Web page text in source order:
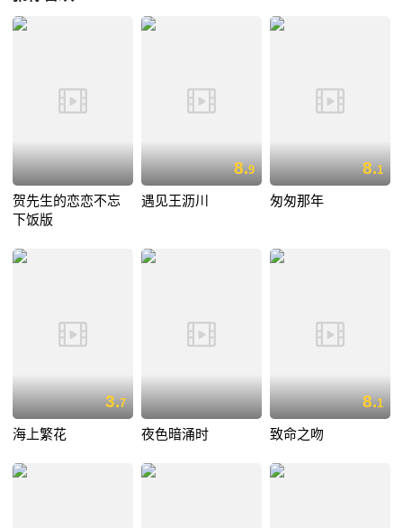
贺先生的恋恋不忘
下饭版
8.9
遇见王沥川
8.1
匆匆那年
3.7
海上繁花 夜色暗涌时
8.1
致命之吻